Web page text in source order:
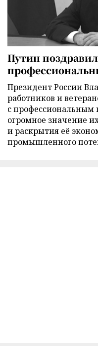
Путин
Президент России
работников и
с профессиональным
огромное значение
и раскрытия её
промышленного